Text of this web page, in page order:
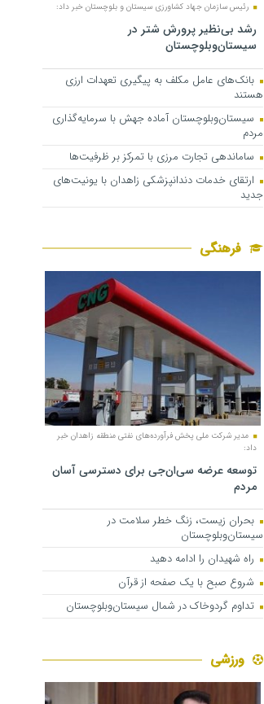
رئیس سازمان جهاد کشاورزی سیستان و بلوچستان خبر داد:
رشد بی‌نظیر پرورش شتر در
سیستان‌وبلوچستان
بانک‌های عامل مکلف به پیگیری تعهدات ارزی
هستند
سیستان‌وبلوچستان آماده جهش با سرمایه‌گذاری
مردم
ساماندهی تجارت مرزی با تمرکز بر ظرفیت‌ها
ارتقای خدمات دندانپزشکی زاهدان با یونیت‌های
جدید
فرهنگی
مدیر شرکت ملی پخش فرآورده‌های نفتی منطقه زاهدان خبر
داد:
توسعه عرضه سی‌ان‌جی برای دسترسی آسان
مردم
بحران زیست، زنگ خطر سلامت در
سیستان‌وبلوچستان
راه شهیدان را ادامه دهید
شروع صبح با یک صفحه از قرآن
تداوم گردوخاک در شمال سیستان‌وبلوچستان
ورزشی